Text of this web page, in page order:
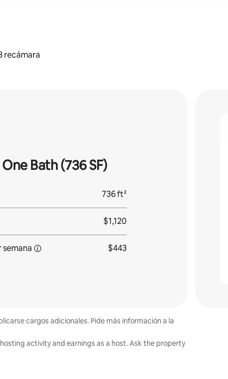
recámara
Bath (736 SF)
736 ft²
$1,120
semana $443
cargos adicionales. Pide más información a la
activity and earnings as a host. Ask the property